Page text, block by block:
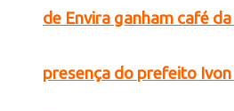
de Envira ganham café
presença do prefeito Ivon